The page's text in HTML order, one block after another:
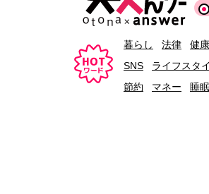
暮らし 法律 健康
SNS
ライフスタ
節約
マネー 睡眠